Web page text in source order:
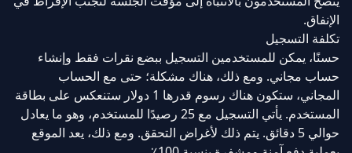
الإنفاق.
تكلفة التسجيل
حسنًا، يمكن للمستخدمين التسجيل ببضع نقرات فقط وإنشاء
حساب مجاني. ومع ذلك، هناك مشكلة؛ حتى مع الحساب
المجاني، ستكون هناك رسوم قدرها 1 دولار ستنعكس على بطاقة
المستخدم. يأتي التسجيل مع 25 رصيدًا للمستخدم، وهو ما يعادل
حوالي 5 دقائق. يتم ذلك لأغراض التحقق. ومع ذلك، يعد الموقع